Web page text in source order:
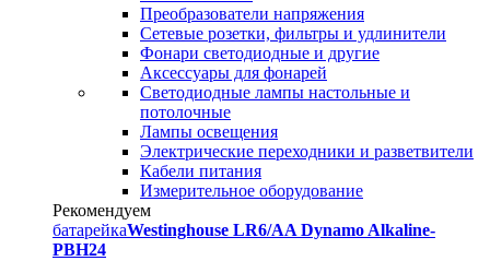
Преобразователи напряжения
Сетевые розетки, фильтры и удлинители
Фонари светодиодные и другие
Аксессуары для фонарей
Светодиодные лампы настольные и
потолочные
Лампы освещения
Электрические переходники и разветвители
Кабели питания
Измерительное оборудование
Рекомендуем
батарейкаWestinghouse LR6/AA Dynamo Alkaline-
PBH24